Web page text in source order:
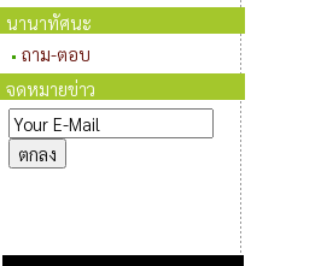
นานาทัศนะ
ถาม-ตอบ
จดหมายข่าว